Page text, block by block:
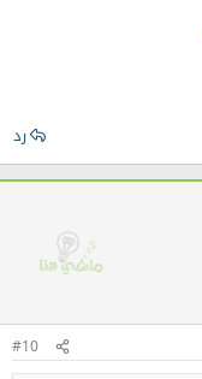
رد
#10